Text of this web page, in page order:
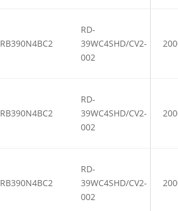
RB390N4BC2
RD-
39WC4SHD/CV2-
002
RB390N4BC2
RD-
39WC4SHD/CV2-
002
RB390N4BC2
RD-
39WC4SHD/CV2-
002